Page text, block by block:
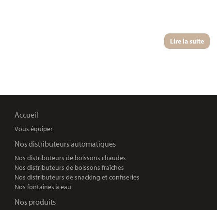
Lire la suite
Accueil
Vous équiper
Nos distributeurs automatiques
Nos distributeurs de boissons chaudes
Nos distributeurs de boissons fraîches
Nos distributeurs de snacking et confiseries
Nos fontaines à eau
Nos produits